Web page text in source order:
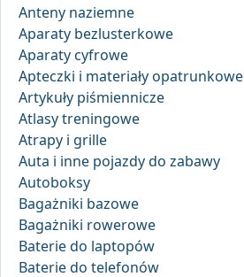
Anteny naziemne
Aparaty bezlusterkowe
Aparaty cyfrowe
Apteczki i materiały opatrunkowe
Artykuły piśmiennicze
Atlasy treningowe
Atrapy i grille
Auta i inne pojazdy do zabawy
Autoboksy
Bagażniki bazowe
Bagażniki rowerowe
Baterie do laptopów
Baterie do telefonów